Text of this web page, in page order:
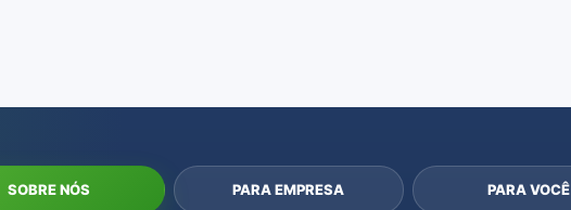
SOBRE NÓS PARA EMPRESA PARA VOCÊ